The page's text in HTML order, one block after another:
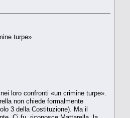
turpe»
loro confronti «un crimine turpe».
non chiede formalmente
3 della Costituzione). Ma il